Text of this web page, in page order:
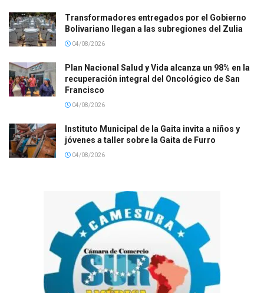
Transformadores entregados por el Gobierno
Bolivariano llegan a las subregiones del Zulia
04/08/2026
Plan Nacional Salud y Vida alcanza un 98% en la
recuperación integral del Oncológico de San
Francisco
04/08/2026
Instituto Municipal de la Gaita invita a niños y
jóvenes a taller sobre la Gaita de Furro
04/08/2026